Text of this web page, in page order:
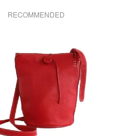
RECOMMENDED